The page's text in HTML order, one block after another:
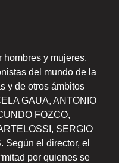
hombres y mujeres,
del mundo de la
y de otros ámbitos
GAUA, ANTONIO
FOZCO,
SERGIO
Según el director, el
por quienes se